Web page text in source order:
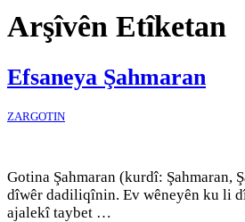
Arşîvên Etîketan
Efsaneya Şahmaran
ZARGOTIN
Gotina Şahmaran (kurdî: Şahmaran,
dîwêr dadiliqînin. Ev wêneyên ku li
ajalekî taybet …